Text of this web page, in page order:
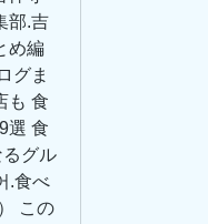
部.吉
め編
グま
も 食
選 食
グル
.食べ
この